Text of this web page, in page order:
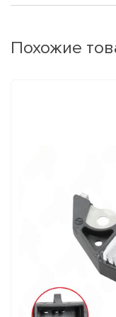
Похожие